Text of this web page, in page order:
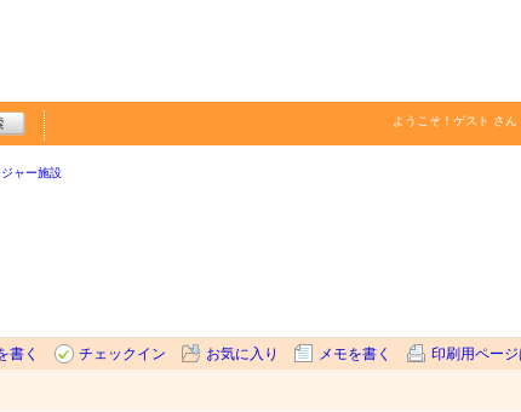
ようこそ！ ゲスト さん
ジャー施設
書く
チェックイン お気に入り メモを書く 印刷用ページ